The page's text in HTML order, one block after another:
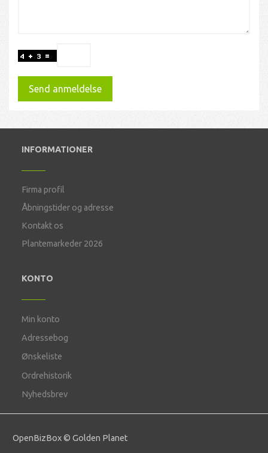
Send anmeldelse
INFORMATIONER
Firma profil
Åbningstider og adresse
Kontakt os
Plantemarkeder 2026
KONTO
Min konto
Adressebog
Ønskeliste
Ordrehistorik
Nyhedsbrev
OpenBizBox© Golden Planet